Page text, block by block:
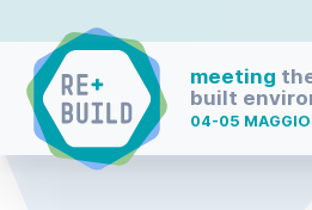
meeting
built
04-05 MAGGIO